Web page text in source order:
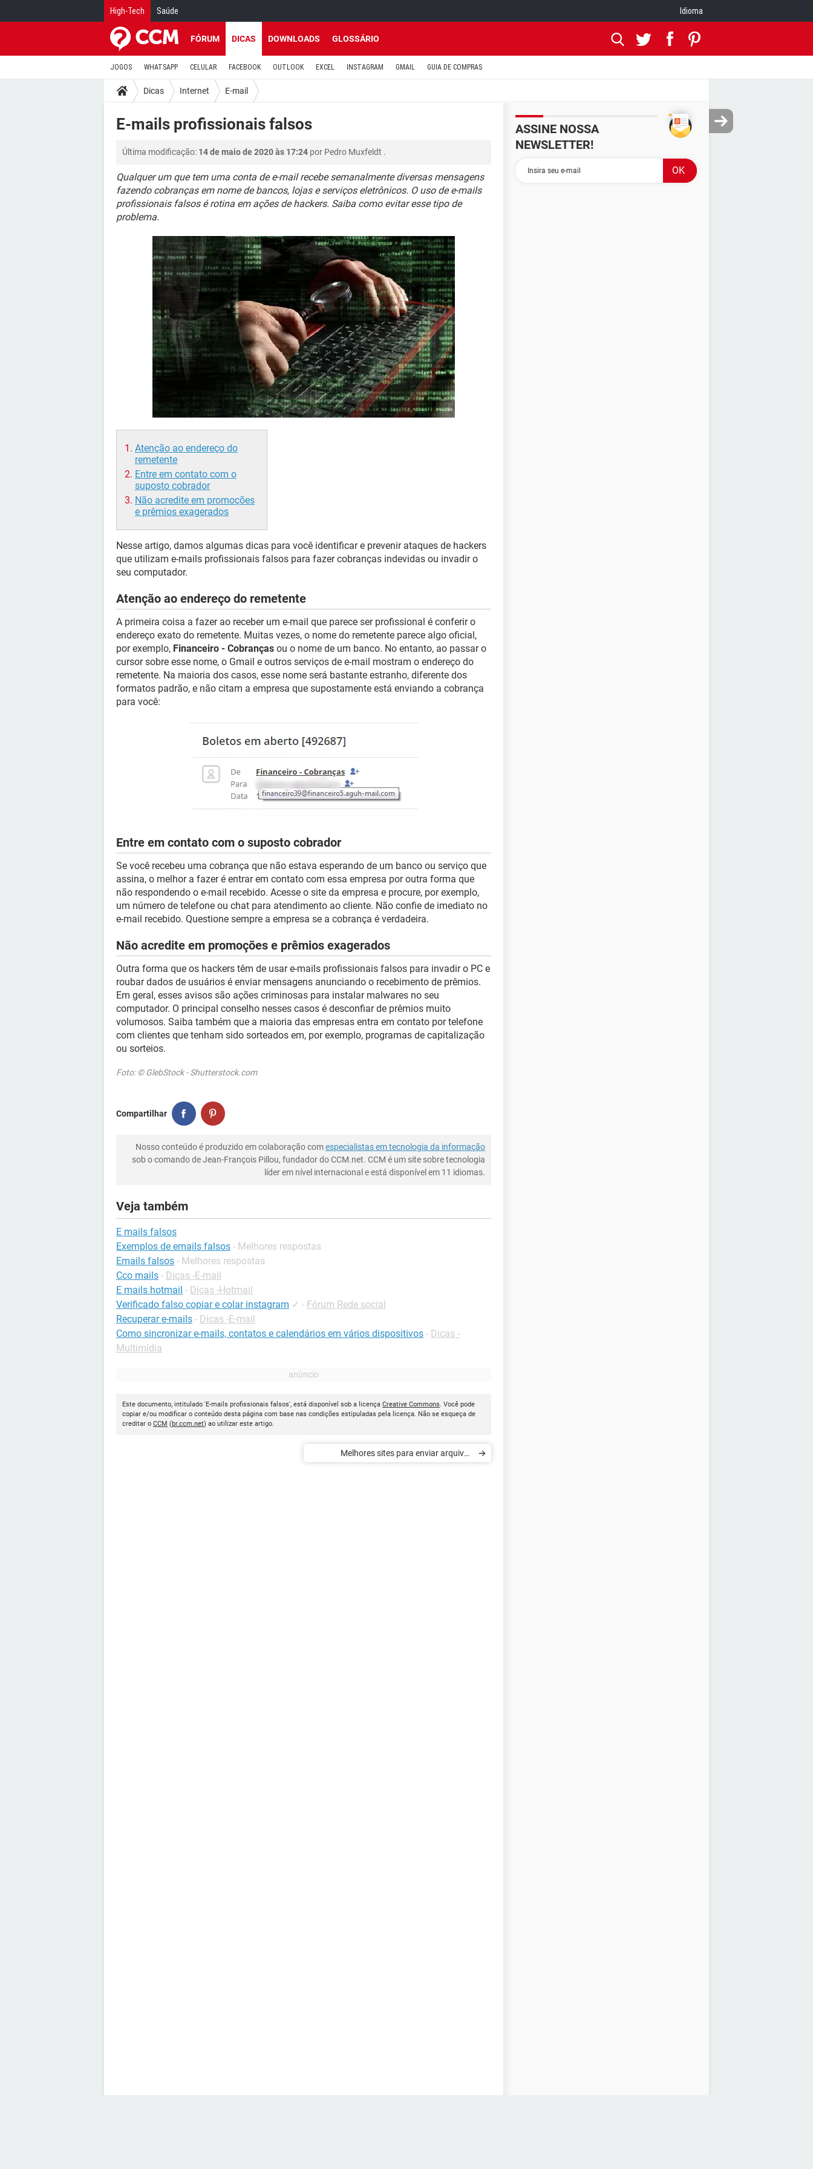
High-Tech Saúde Idioma
FÓRUM DICAS DOWNLOADS GLOSSÁRIO
JOGOS WHATSAPP CELULAR FACEBOOK OUTLOOK EXCEL INSTAGRAM GMAIL GUIA DE COMPRAS
Dicas Internet E-mail
E-mails profissionais falsos
Última modificação: 14 de maio de 2020 às 17:24 por Pedro Muxfeldt .
Qualquer um que tem uma conta de e-mail recebe semanalmente diversas mensagens
fazendo cobranças em nome de bancos, lojas e serviços eletrônicos. O uso de e-mails
profissionais falsos é rotina em ações de hackers. Saiba como evitar esse tipo de
problema.
Atenção ao endereço do
remetente
Entre em contato com o
suposto cobrador
Não acredite em promoções
e prêmios exagerados
Nesse artigo, damos algumas dicas para você identificar e prevenir ataques de hackers
que utilizam e-mails profissionais falsos para fazer cobranças indevidas ou invadir o
seu computador.
Atenção ao endereço do remetente
A primeira coisa a fazer ao receber um e-mail que parece ser profissional é conferir o
endereço exato do remetente. Muitas vezes, o nome do remetente parece algo oficial,
por exemplo, Financeiro - Cobranças ou o nome de um banco. No entanto, ao passar o
cursor sobre esse nome, o Gmail e outros serviços de e-mail mostram o endereço do
remetente. Na maioria dos casos, esse nome será bastante estranho, diferente dos
formatos padrão, e não citam a empresa que supostamente está enviando a cobrança
para você:
Entre em contato com o suposto cobrador
Se você recebeu uma cobrança que não estava esperando de um banco ou serviço que
assina, o melhor a fazer é entrar em contato com essa empresa por outra forma que
não respondendo o e-mail recebido. Acesse o site da empresa e procure, por exemplo,
um número de telefone ou chat para atendimento ao cliente. Não confie de imediato no
e-mail recebido. Questione sempre a empresa se a cobrança é verdadeira.
Não acredite em promoções e prêmios exagerados
Outra forma que os hackers têm de usar e-mails profissionais falsos para invadir o PC e
roubar dados de usuários é enviar mensagens anunciando o recebimento de prêmios.
Em geral, esses avisos são ações criminosas para instalar malwares no seu
computador. O principal conselho nesses casos é desconfiar de prêmios muito
volumosos. Saiba também que a maioria das empresas entra em contato por telefone
com clientes que tenham sido sorteados em, por exemplo, programas de capitalização
ou sorteios.
Foto: © GlebStock - Shutterstock.com
Compartilhar
Nosso conteúdo é produzido em colaboração comespecialistas em tecnologia da informação
sob o comando de Jean-François Pillou, fundador do CCM.net. CCM é um site sobre tecnologia
líder em nível internacional e está disponível em 11 idiomas.
Veja também
E mails falsos
Exemplos de emails falsos - Melhores respostas
Emails falsos - Melhores respostas
Cco mails - Dicas -E-mail
E mails hotmail - Dicas -Hotmail
Verificado falso copiar e colar instagram ✓ - Fórum Rede social
Recuperar e-mails - Dicas -E-mail
Como sincronizar e-mails, contatos e calendários em vários dispositivos - Dicas -
Multimídia
Este documento, intitulado 'E-mails profissionais falsos', está disponível sob a licença Creative Commons. Você pode
copiar e/ou modificar o conteúdo desta página com base nas condições estipuladas pela licença. Não se esqueça de
creditar o CCM (br.ccm.net) ao utilizar este artigo.
Melhores sites para enviar arquivos
ASSINE NOSSA
NEWSLETTER!